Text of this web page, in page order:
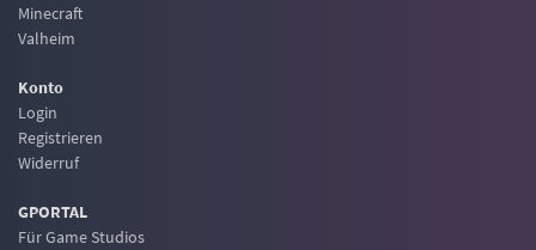
Minecraft
Valheim
Konto
Login
Registrieren
Widerruf
GPORTAL
Für Game Studios